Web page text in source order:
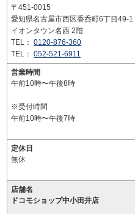
〒451-0015
愛知県名古屋市西区香呑町6丁目49-1
イオンタウン名西 2階
TEL： 0120-876-360
TEL： 052-521-6911
営業時間
午前10時〜午後8時
※受付時間
午前10時〜午後7時
定休日
無休
店舗名
ドコモショップ中小田井店